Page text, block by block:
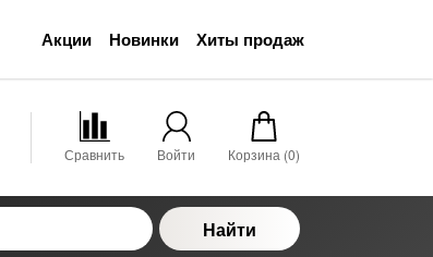
Акции Новинки Хиты продаж
Сравнить Войти Корзина (0)
Найти